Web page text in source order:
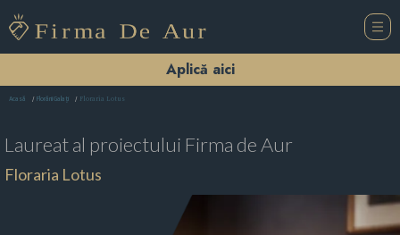
Aplică aici
Acasă Florării Galaţi Floraria Lotus
Laureat al proiectului Firma de Aur
Floraria Lotus